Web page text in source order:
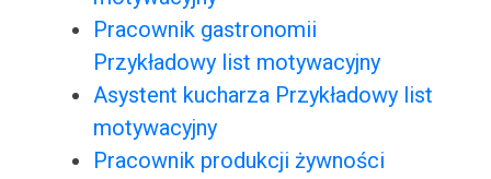
Pracownik gastronomii
Przykładowy list motywacyjny
Asystent kucharza Przykładowy list
motywacyjny
Pracownik produkcji żywności